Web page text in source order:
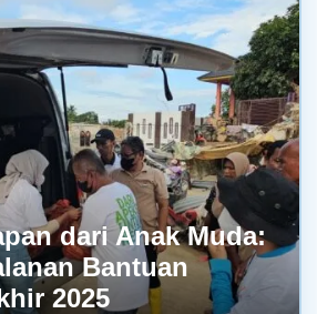
dari Anak Muda:
Bantuan
2025